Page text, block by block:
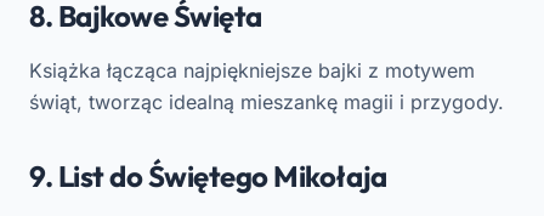
8. Bajkowe Święta
Książka łącząca najpiękniejsze bajki z motywem
świąt, tworząc idealną mieszankę magii i przygody.
9. List do Świętego Mikołaja